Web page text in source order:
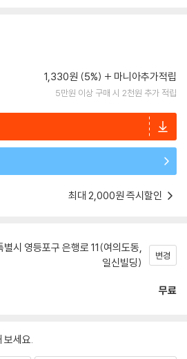
1,330원 (5%) 마니아추가적립
5만원 이상 구매 시 2천원 추가 적립
최대 2,000원 즉시할인
별시 영등포구 은행로 11(여의도동,
일신빌딩)
변경
무료
보세요.